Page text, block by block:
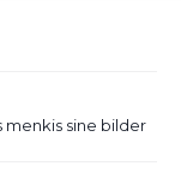
menkis sine bilder